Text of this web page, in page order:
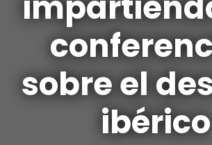
sobre el
ibérico